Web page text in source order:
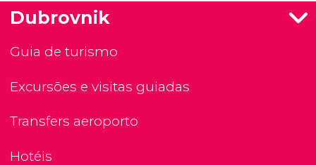
Dubrovnik
Guia de turismo
Excursões e visitas guiadas
Transfers aeroporto
Hotéis